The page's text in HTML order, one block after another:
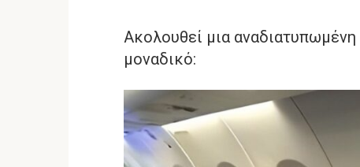
Ακολουθεί μια αναδιατυπωμένη
μοναδικό: